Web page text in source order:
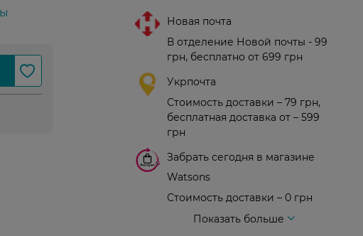
Новая почта
В отделение Новой почты - 99
грн, бесплатно от 699 грн
Укрпочта
Стоимость доставки – 79 грн,
бесплатная доставка от – 599
грн
Забрать сегодня в магазине
Watsons
Стоимость доставки – 0 грн
Показать больше